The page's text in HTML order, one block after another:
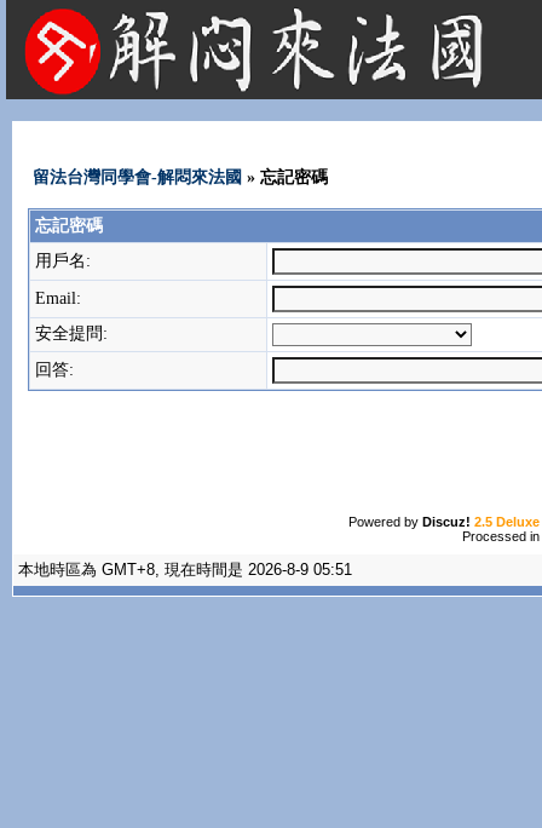
留法台灣同學會-解悶來法國 » 忘記密碼
忘記密碼
用戶名:
Email:
安全提問:
回答:
Powered by Discuz! 2.5 Deluxe
Processed
本地時區為 GMT+8, 現在時間是 2026-8-9 05:51